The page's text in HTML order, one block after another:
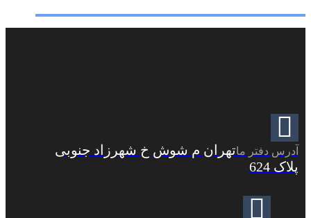
آدرس دفتر ماتهران م شوش خ شهرزاد جنوبی
پلاک 624